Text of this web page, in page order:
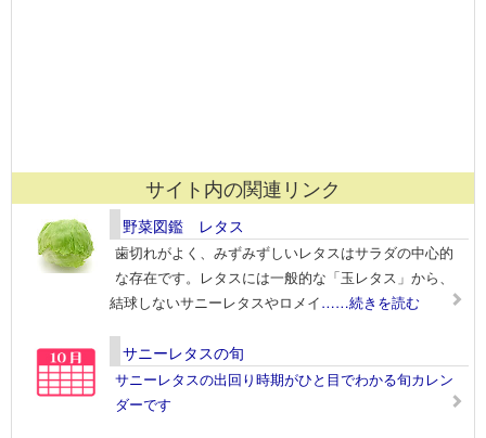
サイト内の関連リンク
野菜図鑑 レタス
歯切れがよく、みずみずしいレタスはサラダの中心的
な存在です。レタスには一般的な「玉レタス」から、
結球しないサニーレタスやロメイ……続きを読む
サニーレタスの旬
サニーレタスの出回り時期がひと目でわかる旬カレン
ダーです